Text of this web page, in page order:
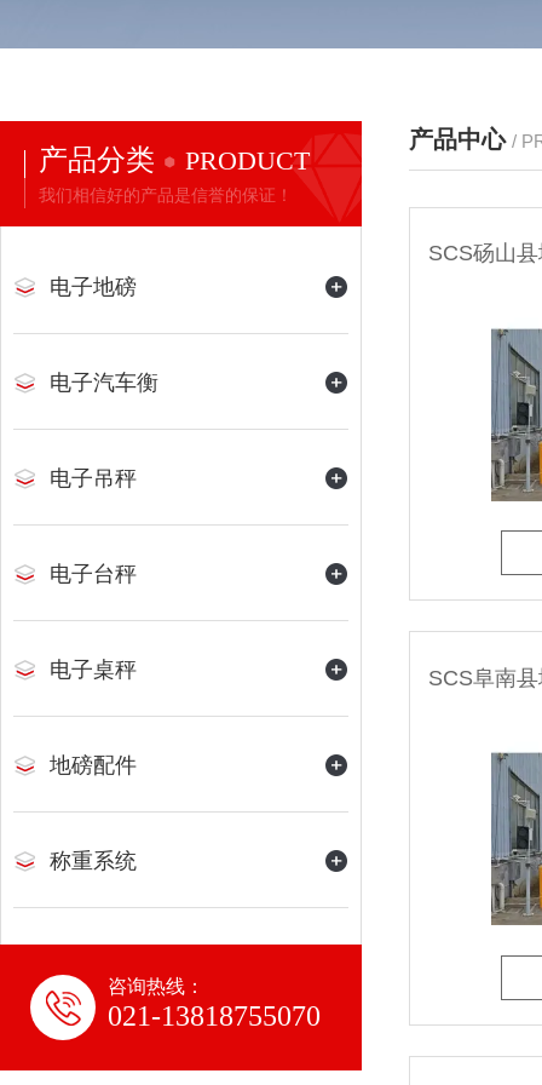
产品分类 PRODUCT
我们相信好的产品是信誉的保证！
电子地磅
电子汽车衡
电子吊秤
电子台秤
电子桌秤
地磅配件
称重系统
咨询热线：
021-13818755070
产品中心 /